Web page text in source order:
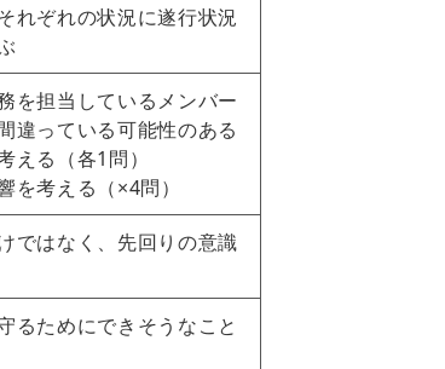
れぞれの状況に遂行状況
を担当しているメンバー
違っている可能性のある
る（各1問）
考える（×4問）
ではなく、先回りの意識
るためにできそうなこと